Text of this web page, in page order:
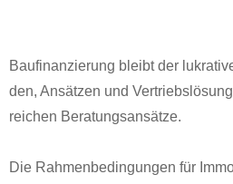
Bau­fi­nanzierung bleibt der
den, Ansätzen und
reichen Beratungsan­sätze.
Die Rah­menbe­din­gun­gen für